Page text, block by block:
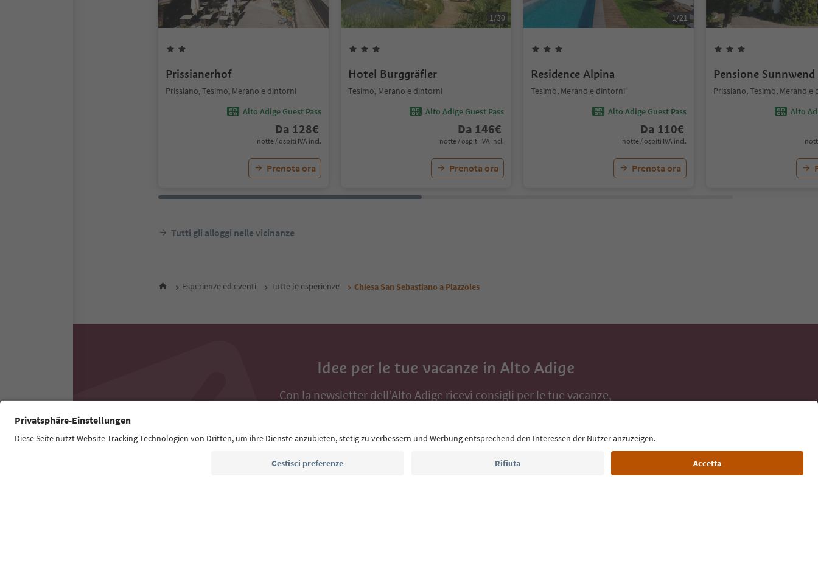
Prissianerhof
Prissiano, Tesimo, Merano e dintorni
Alto Adige Guest Pass
Da 128€
notte / ospiti IVA incl.
Prenota ora
1/30
Hotel Burggräfler
Tesimo, Merano e dintorni
Alto Adige Guest Pass
Da 146€
notte / ospiti IVA incl.
Prenota ora
1/21
Residence Alpina
Tesimo, Merano e dintorni
Alto Adige Guest Pass
Da 110€
notte / ospiti IVA incl.
Prenota ora
Pensione Sunnwend
Prissiano, Tesimo, Merano
Alto
Tutti gli alloggi nelle vicinanze
Esperienze ed eventi Tutte le esperienze Chiesa San Sebastiano a Plazzoles
Idee per le tue vacanze in Alto Adige
Con la newsletter dell’Alto Adige ricevi consigli per le tue vacanze,